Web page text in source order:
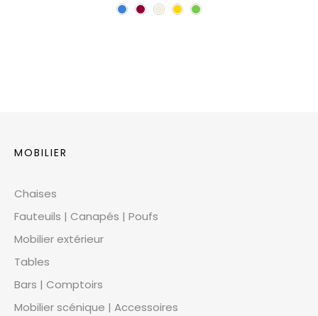
MOBILIER
Chaises
Fauteuils | Canapés | Poufs
Mobilier extérieur
Tables
Bars | Comptoirs
Mobilier scénique | Accessoires